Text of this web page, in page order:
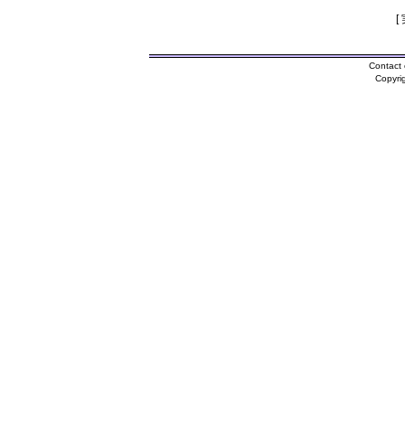
[
Contact